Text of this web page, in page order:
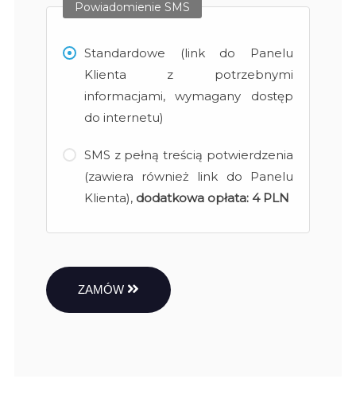
Powiadomienie SMS
Standardowe (link do Panelu
Klienta z potrzebnymi
informacjami, wymagany dostęp
do internetu)
SMS z pełną treścią potwierdzenia
(zawiera również link do Panelu
Klienta), dodatkowa opłata: 4 PLN
ZAMÓW